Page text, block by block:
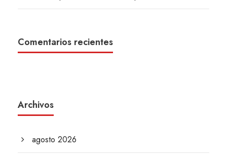
Comentarios recientes
Archivos
agosto 2026